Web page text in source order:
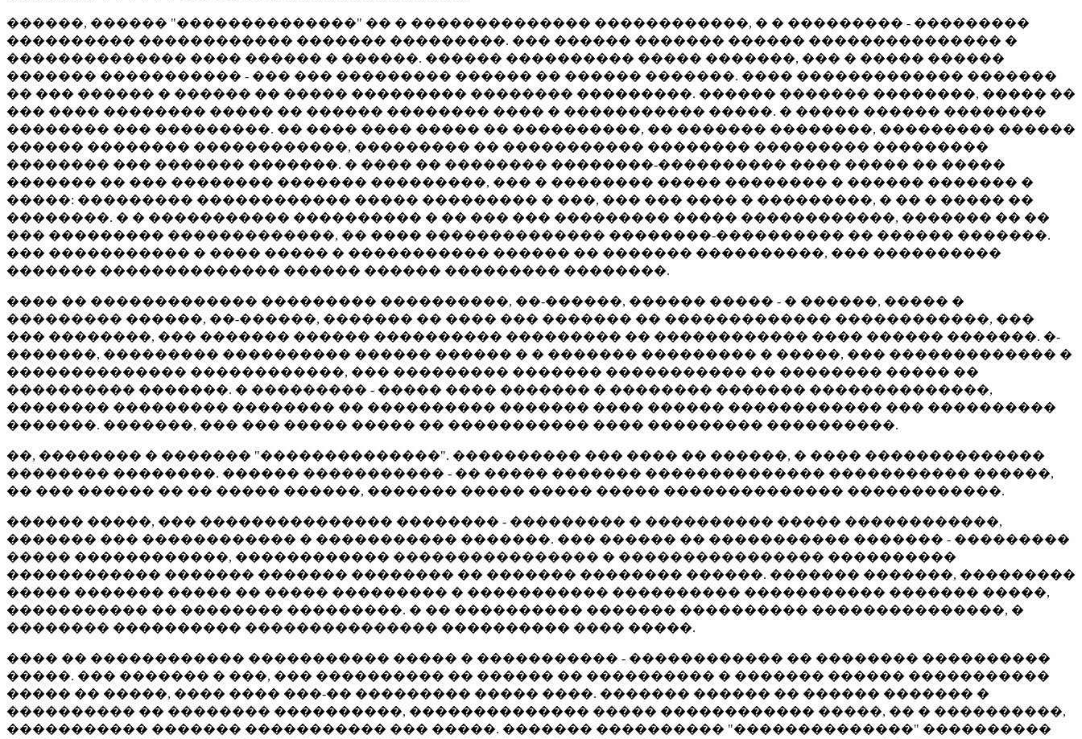
������, ������ "��������������" �� � �������������� ������������, � � ��������� - ���������
���������� ������������ ������� ���������. ��� ������ ������� ������ ��������������� �
�������������� ���� ������ � ������. ������ ���������� ����� �������, ��� � ����� ������
������� ����������� - ��� ��� ��������� ������ �� ������ �������. ���� ������������� �������
�� ��� ������ � ������ �� ����� ��������� �������� ���������. ������ ������� ��������, ����� ��
��� ���� �������� ����� �� ������ �������� ���� � ����������� �����. � ����� ������ ��������
�������� ��� ���������. �� ���� ���� ����� �� ����������, �� ������� ��������, ��������� ������
������ �������� ������������, ��������� �� ����������� �������� ��������� ���������
�������� ��� ������� �������. � ���� �� �������� ��������-���������� ���� ����� �� �����
������� �� ��� �������� ������� ���������, ��� � �������� ����� �������� � ������ ������� �
�����: ��������� ������������ ����� ��������� � ���, ��� ��� ���� � ���������, � �� � ����� ��
��������. � � ����������� ���������� � �� ��� ��� ��������� ����� ������������, ������� �� ��
��� ��������� �������������, �� ���� �������������� ��������-���������� �� ������ �������.
��� ����������� � ���� ����� � ����������� ������ �� ������� ����������, ��� ����������
������� �������������� ������ ������ ��������� ��������.
���� �� ������������� ��������� ����������, ��-������, ������ ����� - � ������, ����� �
��������� ������, ��-������, ������� �� ���� ��� ������� �� ������������� ������������, ���
��� ��������, ��� ������� ������ ���������� ��������� �� ������������ ���� ������ �������. �-
�������, ��������� ���������� ������ ������ � � ������� ��������� � �����, ��� ������������� �
�������������� ������������, ��� ��������� ������� ����������� �� �������� ����� ��
���������� �������. � ��������� - ����� ���� ������� � �������� ������� ��������������,
�������� ��������� �������� �� ���������� ������� ���� ������ ������������ ��� ����������
�������. �������, ��� ��� ����� ����� �� ����������� ���� ��������� ����������.
��, �������� � ������� "��������������". ���������� ��� ���� �� ������, � ���� ��������������
�������� ��������. ������ ����������� - �� ����� ������� �������������� ����������� ������,
�� ��� ������ �� �� ����� ������, ������� ����� ����� ����� �������������� ������������.
������ �����, ��� ��������������� �������� - ��������� � ���������� ����� ������������,
������� ��� ������������ � ����������� �������. ��� ������ �� ����������� ������� - ���������
����� ������������, ������������ ���������������� � ���������������� ����������
������������ ������� ������� �������� �� ������� �������� ������. ������� �������, ���������
����� ������� ����� �� ����� ��������� � ����������� ���������� ����������� ������� �����,
����������� �� �������� ���������. � �� ���������� ������� ���������� ���������������, �
�������� ���������� ��������������� ���������� ���� �����.
���� �� ������������ ����������� ����� � ����������� - ������������ �� �������� ����������
�����. ��� ������� � ���, ��� ���������� �� ������ �� ���������� � ������� ������ �����������
����� �� �����, ���� ���� ���-�� ��������� ����� ����. ������� ������ �� ������ ������� �
���������� �� �������� ����������, �������������� ����� ������������ �����, �� � ����������,
����������� ������� ����������� ��� �����. ������� ���������� "��������������" ����������